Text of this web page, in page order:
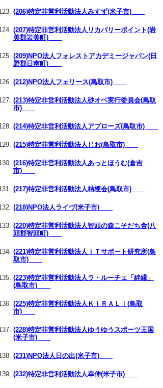
(206)特定非営利活動法人みすず(米子市)
(207)特定非営利活動法人リカバリーポイント(岩
美郡岩美町)
(209)NPO法人フォレストアカデミージャパン(日
野郡日南町)
(212)NPO法人フェリース(鳥取市)
(213)特定非営利活動法人砂オペ実行委員会(鳥取
市)
(214)特定非営利活動法人アプローズ(鳥取市)
(215)特定非営利活動法人じお(鳥取市)
(216)特定非営利活動法人あっとほうむ(倉吉
市)
(217)特定非営利活動法人桔梗会(鳥取市)
(218)NPO法人ライヴ(米子市)
(220)特定非営利活動法人智頭の森こそだち舎(八
頭郡智頭町)
(221)特定非営利活動法人ＩＴサポート研究所(鳥
取市)
(223)特定非営利活動法人ラ・ルーチェ「絆縁」
(鳥取市)
(225)特定非営利活動法人ＫｉＲＡＬｉ(鳥取
市)
(228)特定非営利活動法人ゆうゆうスポーツ王国
(米子市)
(231)NPO法人日の出(米子市)
(232)特定非営利活動法人幸伸(米子市)